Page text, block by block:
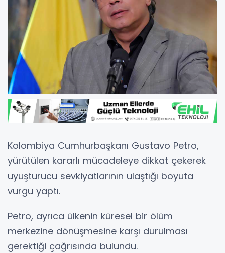
Kolombiya Cumhurbaşkanı Gustavo Petro,
yürütülen kararlı mücadeleye dikkat çekerek
uyuşturucu sevkiyatlarının ulaştığı boyuta
vurgu yaptı.
Petro, ayrıca ülkenin küresel bir ölüm
merkezine dönüşmesine karşı durulması
gerektiği çağrısında bulundu.